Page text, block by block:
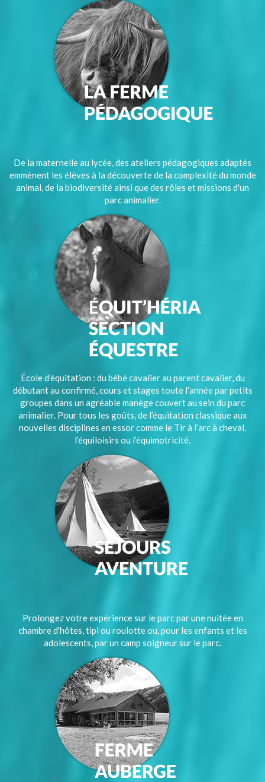
De la maternelle au lycée, des ateliers pédagogiques adaptés
emmènent les élèves à la découverte de la complexité du monde
animal, de la biodiversité ainsi que des rôles et missions d'un
parc animalier.
École d’équitation : du bébé cavalier au parent cavalier, du
débutant au confirmé, cours et stages toute l’année par petits
groupes dans un agréable manège couvert au sein du parc
animalier. Pour tous les goûts, de l’équitation classique aux
nouvelles disciplines en essor comme le Tir à l’arc à cheval,
l’équiloisirs ou l’équimotricité.
Prolongez votre expérience sur le parc par une nuitée en
chambre d'hôtes, tipi ou roulotte ou, pour les enfants et les
adolescents, par un camp soigneur sur le parc.